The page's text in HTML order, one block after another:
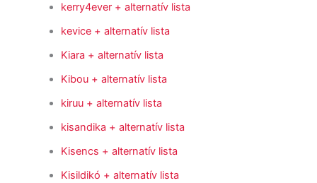
kerry4ever + alternatív lista
kevice + alternatív lista
Kiara + alternatív lista
Kibou + alternatív lista
kiruu + alternatív lista
kisandika + alternatív lista
Kisencs + alternatív lista
Kisildikó + alternatív lista